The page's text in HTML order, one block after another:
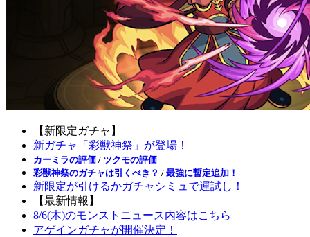
【新限定ガチャ】
新ガチャ「彩獣神祭」が登場！
カーミラの評価 / ツクモの評価
彩獣神祭のガチャは引くべき？ / 最強に暫定追加！
新限定が引けるかガチャシミュで運試し！
【最新情報】
8/6(木)のモンストニュース内容はこちら
アゲインガチャが開催決定！